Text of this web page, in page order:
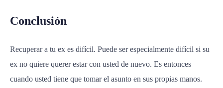
Conclusión
Recuperar a tu ex es difícil. Puede ser especialmente difícil si su
ex no quiere querer estar con usted de nuevo. Es entonces
cuando usted tiene que tomar el asunto en sus propias manos.